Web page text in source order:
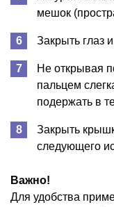
мешок
Закрыть глаз
Не открывая
пальцем
подержать в
Закрыть
следующего
Важно!
Для удобства